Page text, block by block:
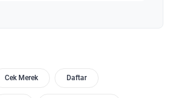
Cek Merek Daftar